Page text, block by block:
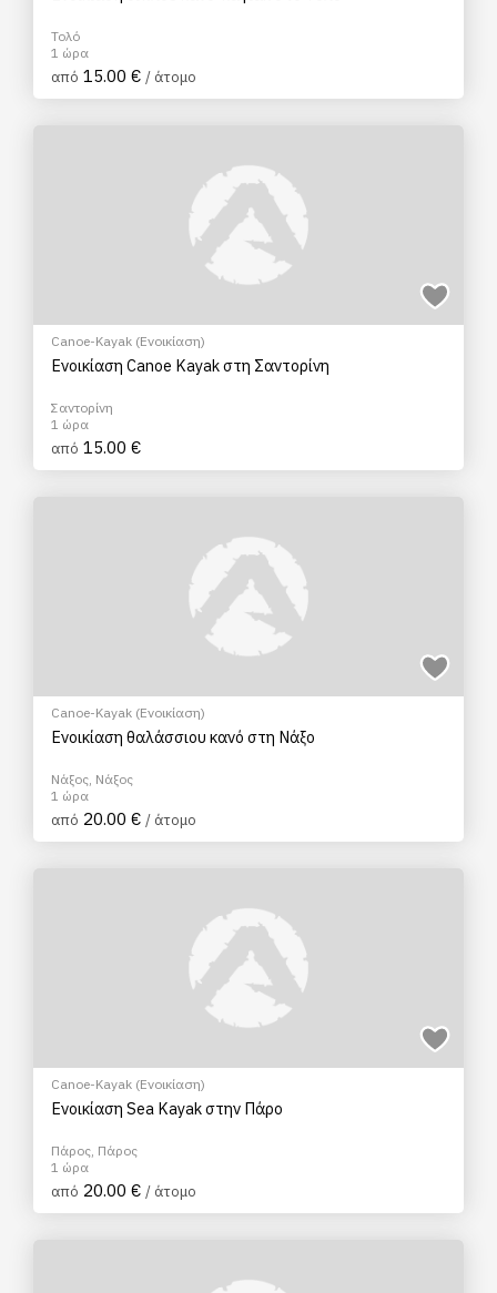
Τολό
1 ώρα
από 15.00 € / άτομο
Canoe-Kayak (Ενοικίαση)
Ενοικίαση Canoe Kayak στη Σαντορίνη
Σαντορίνη
1 ώρα
από 15.00 €
Canoe-Kayak (Ενοικίαση)
Ενοικίαση θαλάσσιου κανό στη Νάξο
Νάξος, Νάξος
1 ώρα
από 20.00 € / άτομο
Canoe-Kayak (Ενοικίαση)
Ενοικίαση Sea Kayak στην Πάρο
Πάρος, Πάρος
1 ώρα
από 20.00 € / άτομο